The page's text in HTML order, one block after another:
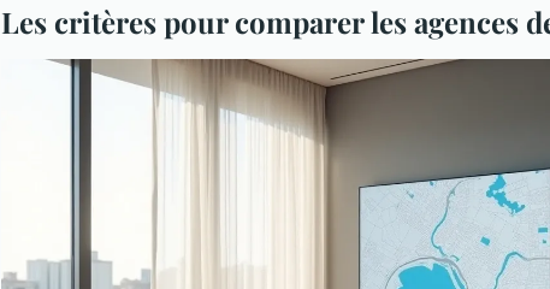
Les critères pour comparer les agences